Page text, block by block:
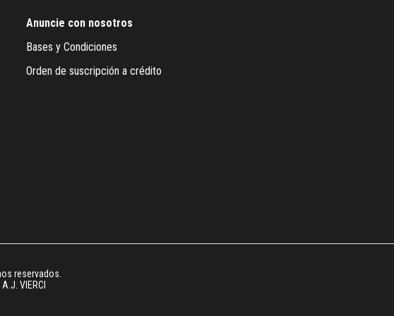
Anuncie con nosotros
Bases y Condiciones
Orden de suscripción a crédito
reservados.
VIERCI